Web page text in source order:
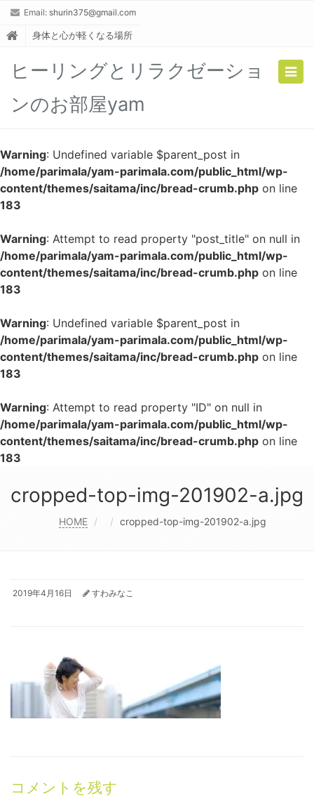
Email: shurin375@gmail.com
身体と心が軽くなる場所
ヒーリングとリラクゼーショ
ンのお部屋yam
Warning: Undefined variable $parent_post in
/home/parimala/yam-parimala.com/public_html/wp-
content/themes/saitama/inc/bread-crumb.php on line
183
Warning: Attempt to read property "post_title" on null in
/home/parimala/yam-parimala.com/public_html/wp-
content/themes/saitama/inc/bread-crumb.php on line
183
Warning: Undefined variable $parent_post in
/home/parimala/yam-parimala.com/public_html/wp-
content/themes/saitama/inc/bread-crumb.php on line
183
Warning: Attempt to read property "ID" on null in
/home/parimala/yam-parimala.com/public_html/wp-
content/themes/saitama/inc/bread-crumb.php on line
183
cropped-top-img-201902-a.jpg
HOME cropped-top-img-201902-a.jpg
2019年4月16日 すわみなこ
コメントを残す